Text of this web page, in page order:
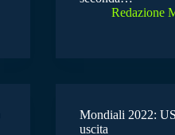
Redazione
Mondiali 2022:
uscita